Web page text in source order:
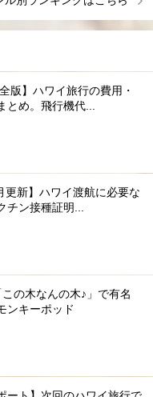
版】ハワイ旅行の費用・
とめ。飛行機代...
更新】ハワイ渡航に必要な
チン接種証明...
の木なんの木♪」で有名
ンキーポッド